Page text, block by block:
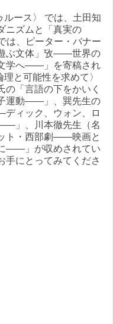
ルース〉 では、土田知
ニズムと「真実の
は、ピーター・バナー
ぶ文体」攷――世界の
学へ――」を寄稿され
と可能性を求めて〉
の「言語の下をかいく
運動――」、巽先生の
ィック、ウォン、ロ
」、川本徹先生（名
ト・西部劇――映画と
――」が収めされてい
手にとってみてくださ